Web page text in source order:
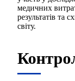
медичних
результатів та
світу.